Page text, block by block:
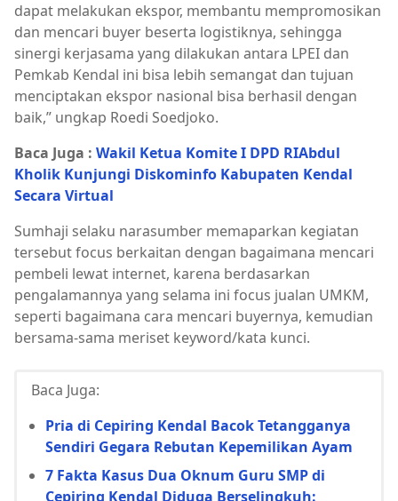
dapat melakukan ekspor, membantu mempromosikan
dan mencari buyer beserta logistiknya, sehingga
sinergi kerjasama yang dilakukan antara LPEI dan
Pemkab Kendal ini bisa lebih semangat dan tujuan
menciptakan ekspor nasional bisa berhasil dengan
baik,” ungkap Roedi Soedjoko.
Baca Juga : Wakil Ketua Komite I DPD RIAbdul
Kholik Kunjungi Diskominfo Kabupaten Kendal
Secara Virtual
Sumhaji selaku narasumber memaparkan kegiatan
tersebut focus berkaitan dengan bagaimana mencari
pembeli lewat internet, karena berdasarkan
pengalamannya yang selama ini focus jualan UMKM,
seperti bagaimana cara mencari buyernya, kemudian
bersama-sama meriset keyword/kata kunci.
Baca Juga:
Pria di Cepiring Kendal Bacok Tetangganya
Sendiri Gegara Rebutan Kepemilikan Ayam
7 Fakta Kasus Dua Oknum Guru SMP di
Cepiring Kendal Diduga Berselingkuh: